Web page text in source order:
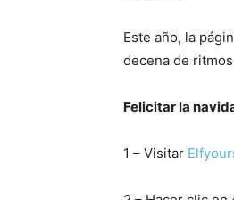
Este año, la
decena de
Felicitar la
1 – Visitar